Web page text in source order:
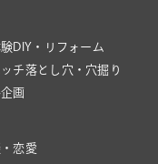
DIY・リフォーム
ッチ落とし穴・穴掘り
画
恋愛